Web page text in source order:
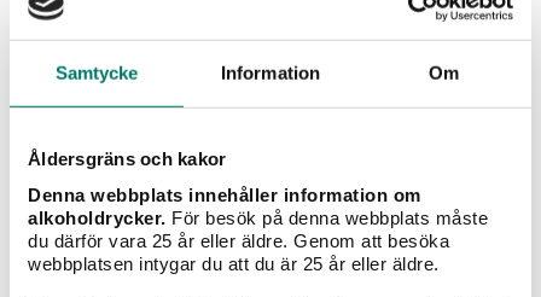
Samtycke Information Om
Åldersgräns och kakor
Denna webbplats innehåller information om
alkoholdrycker. För besök på denna webbplats måste
du därför vara 25 år eller äldre. Genom att besöka
webbplatsen intygar du att du är 25 år eller äldre.